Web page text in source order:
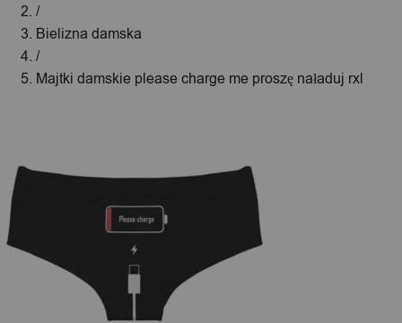
/
Bielizna damska
/
Majtki damskie please charge me proszę naładuj rxl